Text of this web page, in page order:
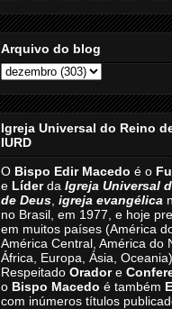
Arquivo do blog
Igreja Universal do Reino
IURD
O Bispo Edir Macedo é o
e Líderda Igreja Universal
de Deus, igreja evangélica
no Brasil, em 1977, e hoje
em muitos países (América
América Central, América do
África, Europa, Ásia,
Respeitado Oradore
o Bispo Macedo é também
com inúmeros títulos